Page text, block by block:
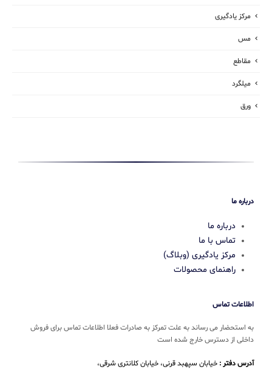
مرکز یادگیری
مس
مقاطع
میلگرد
ورق
درباره ما
درباره ما
تماس با ما
مرکز یادگیری (وبلاگ)
راهنمای محصولات
اطلاعات تماس
به استحضار می رساند به علت تمرکز به صادرات فعلا اطلاعات تماس برای فروش
داخلی از دسترس خارج شده است
آدرس دفتر : خیابان سپهبد قرنی، خیابان کلانتری شرقی،